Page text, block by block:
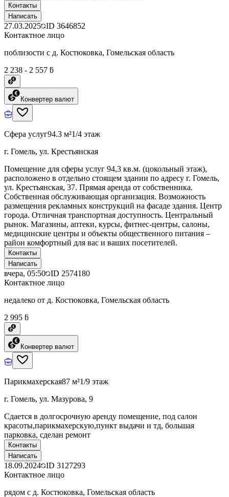
Контакты
Написать
27.03.2025 ID 3646852
Контактное лицо
поблизости с д. Костюковка, Гомельская область
2 238 - 2 557 ƃ
Конвертер валют
Сфера услуг94.3 м²1/4 этаж
г. Гомель, ул. Крестьянская
Помещение для сферы услуг 94,3 кв.м. (цокольный этаж),
расположено в отдельно стоящем здании по адресу г. Гомель,
ул. Крестьянская, 37. Прямая аренда от собственника.
Собственная обслуживающая организация. Возможность
размещения рекламных конструкций на фасаде здания. Центр
города. Отличная транспортная доступность. Центральный
рынок. Магазины, аптеки, курсы, фитнес-центры, салоны,
медицинские центры и объекты общественного питания –
район комфортный для вас и ваших посетителей.
Контакты
Написать
вчера, 05:50 ID 2574180
Контактное лицо
недалеко от д. Костюковка, Гомельская область
2 995 ƃ
Конвертер валют
Парикмахерская87 м²1/9 этаж
г. Гомель, ул. Мазурова, 9
Сдается в долгосрочную аренду помещение, под салон
красоты,парикмахерскую,пункт выдачи и тд, большая
парковка, сделан ремонт
Контакты
Написать
18.09.2024 ID 3127293
Контактное лицо
рядом с д. Костюковка, Гомельская область